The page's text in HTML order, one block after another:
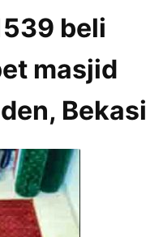
beli
masjid
Bekasi